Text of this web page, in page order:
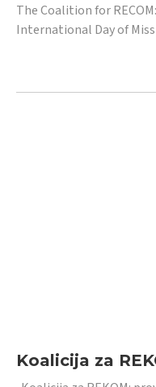
The Coalition for
International Day of
Koalicija za